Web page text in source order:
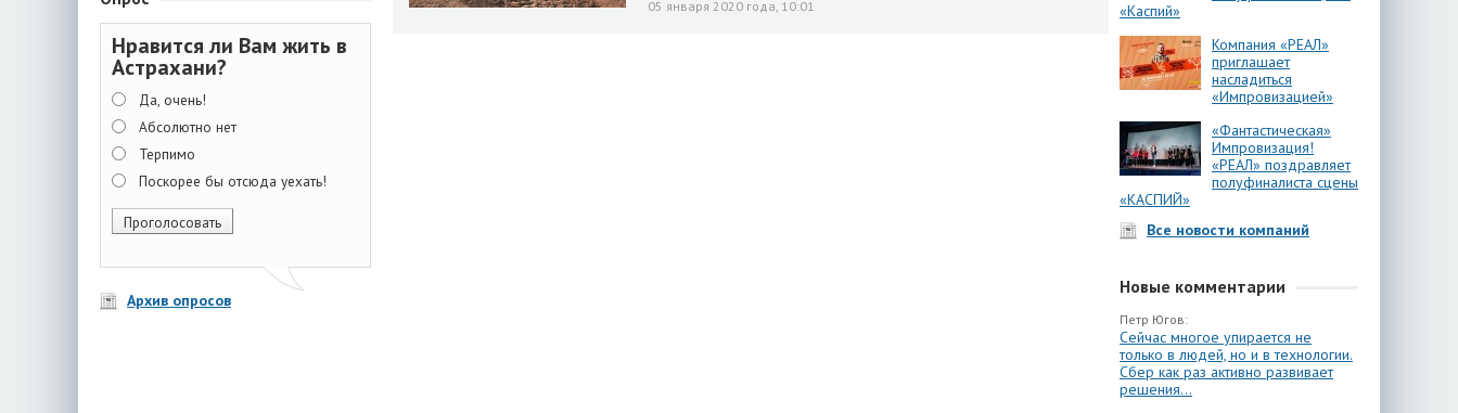
Нравится ли Вам жить в
Астрахани?
Да, очень!
Абсолютно нет
Терпимо
Поскорее бы отсюда уехать!
Архив опросов
05 января 2020 года, 10:01
«Каспий»
Компания «РЕАЛ»
приглашает
насладиться
«Импровизацией»
«Фантастическая»
Импровизация!
«РЕАЛ» поздравляет
полуфиналиста сцены
«КАСПИЙ»
Все новости компаний
Новые комментарии
Петр Югов:
Сейчас многое упирается не
только в людей, но и в технологии.
Сбер как раз активно развивает
решения...